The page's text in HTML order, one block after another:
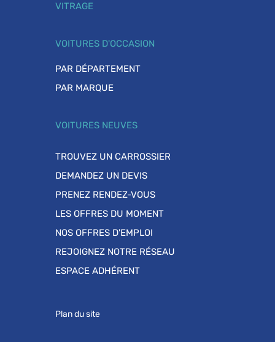
VITRAGE
VOITURES D'OCCASION
PAR DÉPARTEMENT
PAR MARQUE
VOITURES NEUVES
TROUVEZ UN CARROSSIER
DEMANDEZ UN DEVIS
PRENEZ RENDEZ-VOUS
LES OFFRES DU MOMENT
NOS OFFRES D'EMPLOI
REJOIGNEZ NOTRE RÉSEAU
ESPACE ADHÉRENT
Plan du site